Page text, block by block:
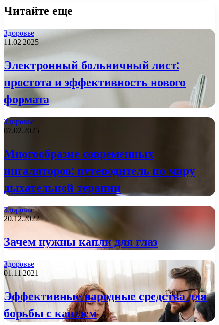
Читайте еще
Здоровье
11.02.2025
Электронный больничный лист:
простота и эффективность нового
формата
Здоровье
07.02.2025
Многообразие современных
ингаляторов: путеводитель по миру
дыхательной терапии
Здоровье
20.12.2022
Зачем нужны капли для глаз
Здоровье
01.11.2021
Эффективные народные средства для
борьбы с кашлем